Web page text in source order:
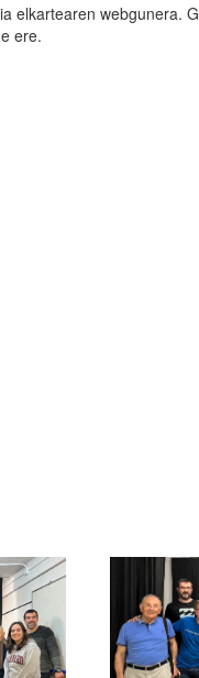
elkartearen webgunera.
ere.